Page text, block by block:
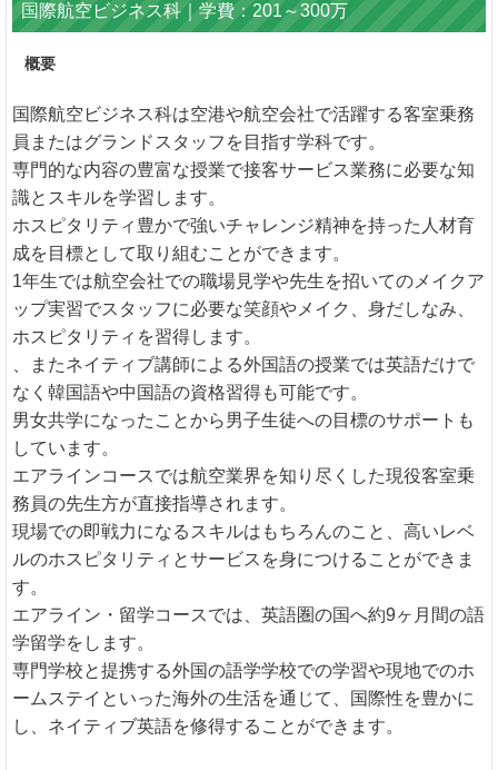
国際航空ビジネス科｜学費：201～300万
概要
国際航空ビジネス科は空港や航空会社で活躍する客室乗務
員またはグランドスタッフを目指す学科です。
専門的な内容の豊富な授業で接客サービス業務に必要な知
識とスキルを学習します。
ホスピタリティ豊かで強いチャレンジ精神を持った人材育
成を目標として取り組むことができます。
1年生では航空会社での職場見学や先生を招いてのメイクア
ップ実習でスタッフに必要な笑顔やメイク、身だしなみ、
ホスピタリティを習得します。
、またネイティブ講師による外国語の授業では英語だけで
なく韓国語や中国語の資格習得も可能です。
男女共学になったことから男子生徒への目標のサポートも
しています。
エアラインコースでは航空業界を知り尽くした現役客室乗
務員の先生方が直接指導されます。
現場での即戦力になるスキルはもちろんのこと、高いレベ
ルのホスピタリティとサービスを身につけることができま
す。
エアライン・留学コースでは、英語圏の国へ約9ヶ月間の語
学留学をします。
専門学校と提携する外国の語学学校での学習や現地でのホ
ームステイといった海外の生活を通じて、国際性を豊かに
し、ネイティブ英語を修得することができます。